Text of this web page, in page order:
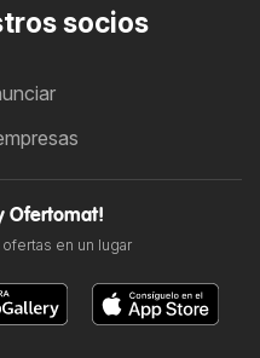
socios
Ofertomat!
en un lugar